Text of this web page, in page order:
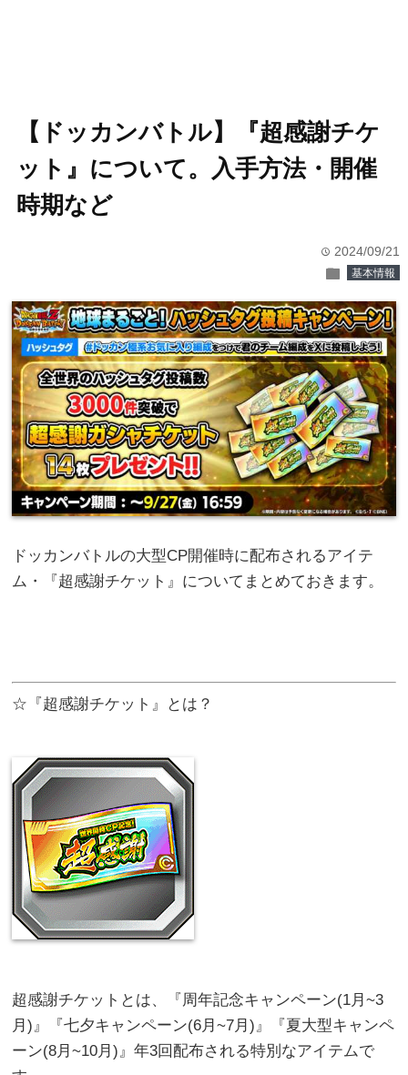
【ドッカンバトル】『超感謝チケ
ット』について。入手方法・開催
時期など
time 2024/09/21
folder 基本情報
ドッカンバトルの大型CP開催時に配布されるアイテ
ム・『超感謝チケット』についてまとめておきます。
☆『超感謝チケット』とは？
超感謝チケットとは、『周年記念キャンペーン(1月~3
月)』『七夕キャンペーン(6月~7月)』『夏大型キャンペ
ーン(8月~10月)』年3回配布される特別なアイテムで